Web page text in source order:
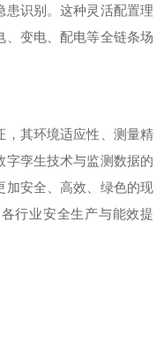
患识别。这种灵活配置理
、变电、配电等全链条场
，其环境适应性、测量精
字孪生技术与监测数据的
加安全、高效、绿色的现
行业安全生产与能效提